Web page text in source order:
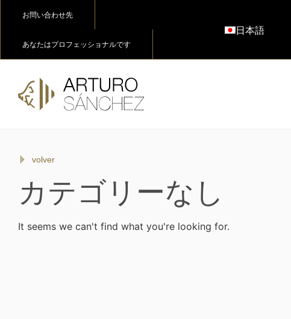
お問い合わせ先
あなたはプロフェッショナルです
日本語
volver
カテゴリーなし
It seems we can't find what you're looking for.